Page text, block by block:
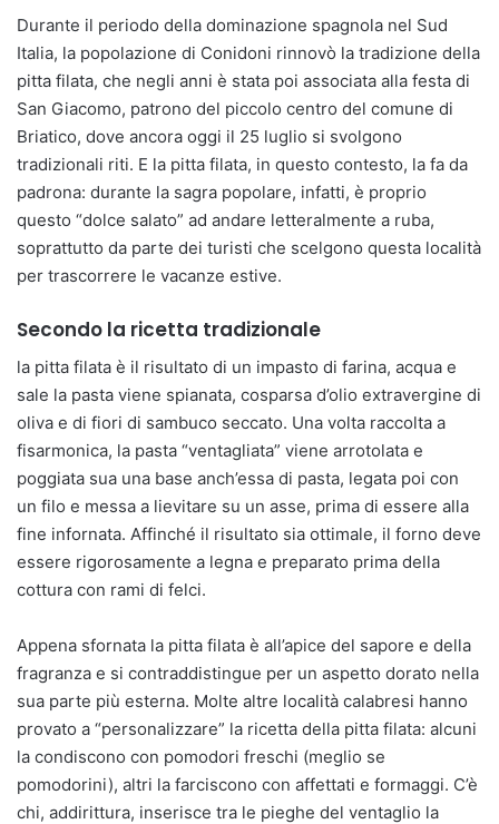
Durante il periodo della dominazione spagnola nel Sud
Italia, la popolazione di Conidoni rinnovò la tradizione della
pitta filata, che negli anni è stata poi associata alla festa di
San Giacomo, patrono del piccolo centro del comune di
Briatico, dove ancora oggi il 25 luglio si svolgono
tradizionali riti. E la pitta filata, in questo contesto, la fa da
padrona: durante la sagra popolare, infatti, è proprio
questo “dolce salato” ad andare letteralmente a ruba,
soprattutto da parte dei turisti che scelgono questa località
per trascorrere le vacanze estive.
Secondo la ricetta tradizionale
la pitta filata è il risultato di un impasto di farina, acqua e
sale la pasta viene spianata, cosparsa d’olio extravergine di
oliva e di fiori di sambuco seccato. Una volta raccolta a
fisarmonica, la pasta “ventagliata” viene arrotolata e
poggiata sua una base anch’essa di pasta, legata poi con
un filo e messa a lievitare su un asse, prima di essere alla
fine infornata. Affinché il risultato sia ottimale, il forno deve
essere rigorosamente a legna e preparato prima della
cottura con rami di felci.
Appena sfornata la pitta filata è all’apice del sapore e della
fragranza e si contraddistingue per un aspetto dorato nella
sua parte più esterna. Molte altre località calabresi hanno
provato a “personalizzare” la ricetta della pitta filata: alcuni
la condiscono con pomodori freschi (meglio se
pomodorini), altri la farciscono con affettati e formaggi. C’è
chi, addirittura, inserisce tra le pieghe del ventaglio la